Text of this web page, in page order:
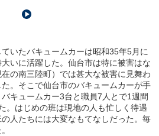
いたバキュームカーは昭和35年5月に
いに活躍した。仙台市は特に被害はな
の南三陸町）では甚大な被害に見舞わ
。そこで仙台市のバキュームカーが手
キュームカー3台と職員7人とで1週間
。はじめの班は現地の人も忙しく待遇
人たちには大変なもてなしだった。毎